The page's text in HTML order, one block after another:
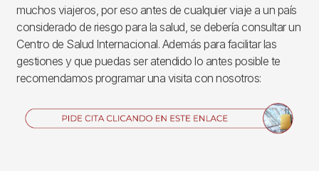
muchos viajeros, por eso antes de cualquier viaje a un país
considerado de riesgo para la salud, se debería consultar un
Centro de Salud Internacional. Además para facilitar las
gestiones y que puedas ser atendido lo antes posible te
recomendamos programar una visita con nosotros:
Imagen